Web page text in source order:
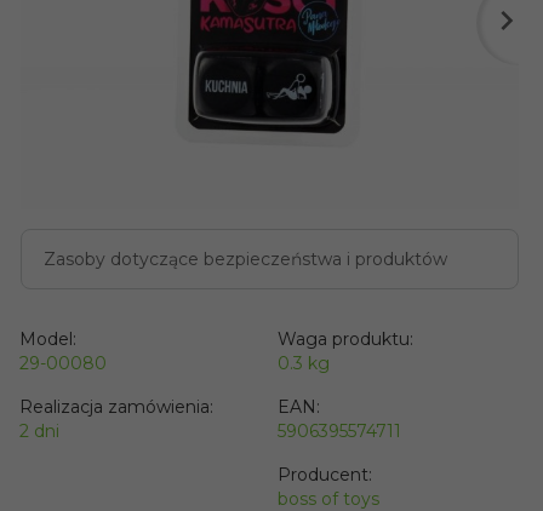
Zasoby dotyczące bezpieczeństwa i produktów
Model:
29-00080
Waga produktu:
0.3 kg
Realizacja zamówienia:
2 dni
EAN:
5906395574711
Producent:
boss of toys